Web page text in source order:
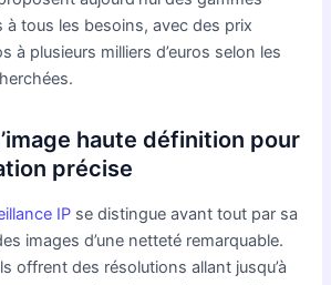
à tous les besoins, avec des prix
à plusieurs milliers d’euros selon les
haute définition pour
précise
IP se distingue avant tout par sa
images d’une netteté remarquable.
offrent des résolutions allant jusqu’à